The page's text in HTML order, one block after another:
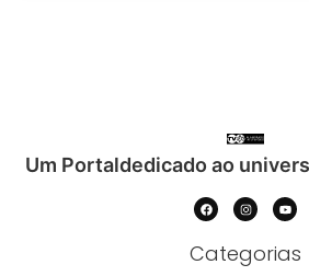
Um Portaldedicado ao
Categorias